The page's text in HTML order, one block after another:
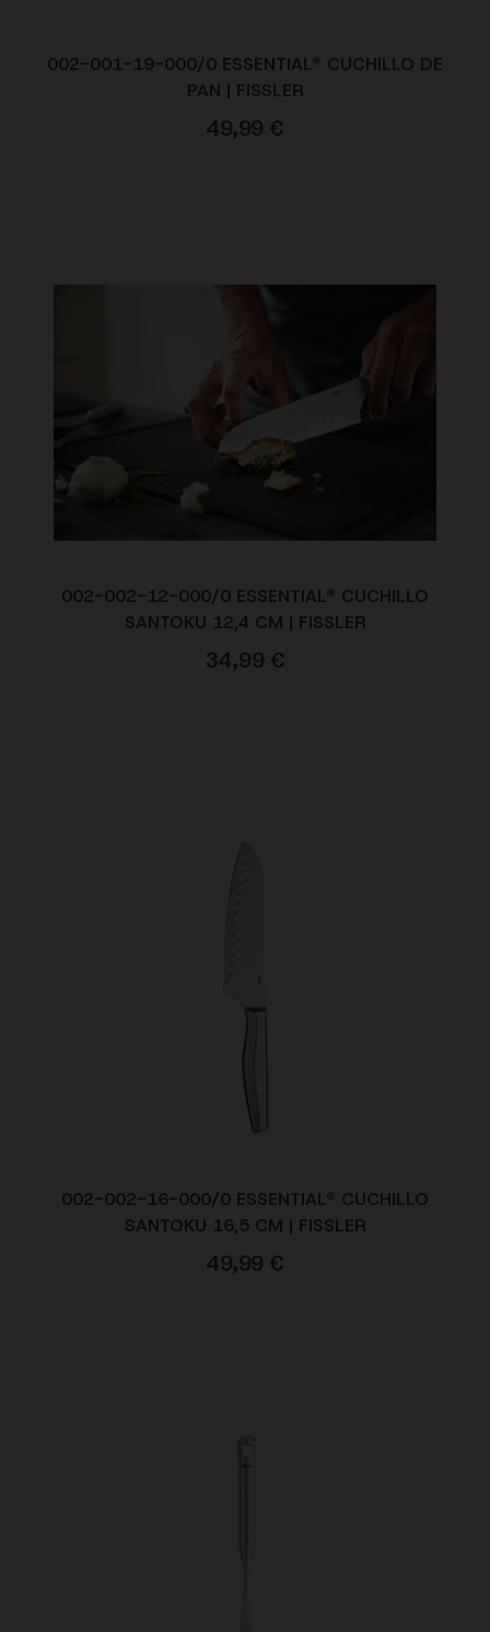
002-001-19-000/0 ESSENTIAL® CUCHILLO DE
PAN | FISSLER
49,99 €
002-002-12-000/0 ESSENTIAL® CUCHILLO
SANTOKU 12,4 CM | FISSLER
34,99 €
002-002-16-000/0 ESSENTIAL® CUCHILLO
SANTOKU 16,5 CM | FISSLER
49,99 €